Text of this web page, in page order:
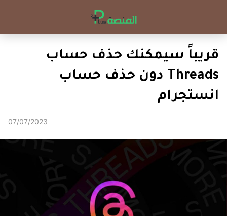
قريباً سيمكنك حذف حساب
Threads دون حذف حساب
انستجرام
07/07/2023